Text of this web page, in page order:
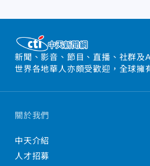
新聞、影音、節目、直播、社群及
世界各地華人亦頗受歡迎，全球擁
關於我們
中天介紹
人才招募